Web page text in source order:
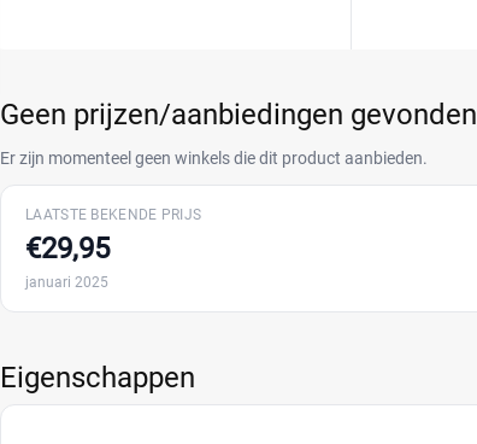
Geen prijzen/aanbiedingen gevonden
Er zijn momenteel geen winkels die dit product aanbieden.
LAATSTE BEKENDE PRIJS
€29,95
januari 2025
Eigenschappen